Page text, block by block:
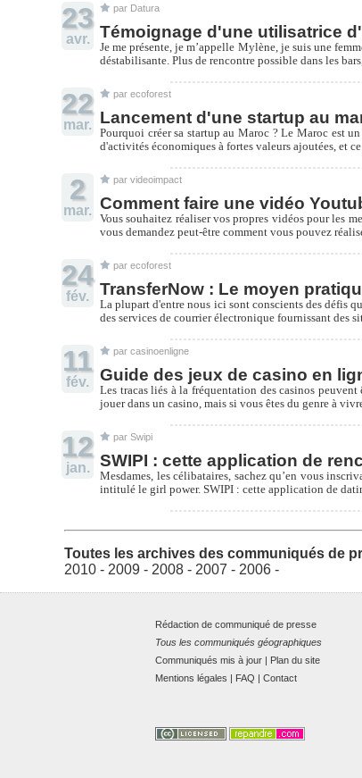
23
avr.
par Datura
Témoignage d'une utilisatrice
Je me présente, je m’appelle Mylène, je suis une
déstabilisante. Plus de rencontre possible dans les
22
mar.
par ecoforest
Lancement d'une startup au
Pourquoi créer sa startup au Maroc ? Le Maroc est
d'activités économiques à fortes valeurs ajoutées, et
2
mar.
par videoimpact
Comment faire une vidéo
Vous souhaitez réaliser vos propres vidéos pour les
vous demandez peut-être comment vous pouvez
24
fév.
par ecoforest
TransferNow : Le moyen
La plupart d'entre nous ici sont conscients des défis
des services de courrier électronique fournissant des
11
fév.
par casinoenligne
Guide des jeux de casino en
Les tracas liés à la fréquentation des casinos
jouer dans un casino, mais si vous êtes du genre à
12
jan.
par Swipi
SWIPI : cette application de
Mesdames, les célibataires, sachez qu’en vous
intitulé le girl power. SWIPI : cette application de
Toutes les archives des communiqués de
2010 - 2009 - 2008 - 2007 - 2006 -
Rédaction de communiqué de presse
Tous les communiqués géographiques
Communiqués mis à jour | Plan du site
Mentions légales | FAQ | Contact